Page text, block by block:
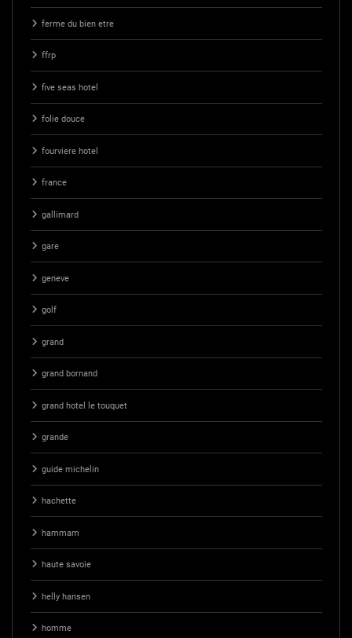
ferme du bien etre
ffrp
five seas hotel
folie douce
fourviere hotel
france
gallimard
gare
geneve
golf
grand
grand bornand
grand hotel le touquet
grande
guide michelin
hachette
hammam
haute savoie
helly hansen
homme